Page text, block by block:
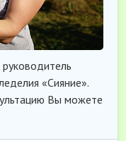
«Сияние».
Вы можете